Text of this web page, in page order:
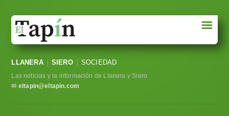
Sociedad
Política
☰
LLANERA SIERO SOCIEDAD
Las noticias y la información de Llanera y Siero
✉ eltapin@eltapin.com